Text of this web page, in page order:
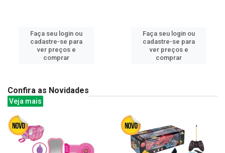
Faça seu login ou
cadastre-se para
ver preços e
comprar
Faça seu login ou
cadastre-se para
ver preços e
comprar
Confira as Novidades
Veja mais